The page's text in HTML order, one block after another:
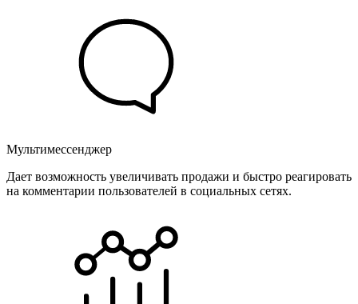
Мультимессенджер
Дает возможность увеличивать продажи и быстро реагировать
на комментарии пользователей в социальных сетях.